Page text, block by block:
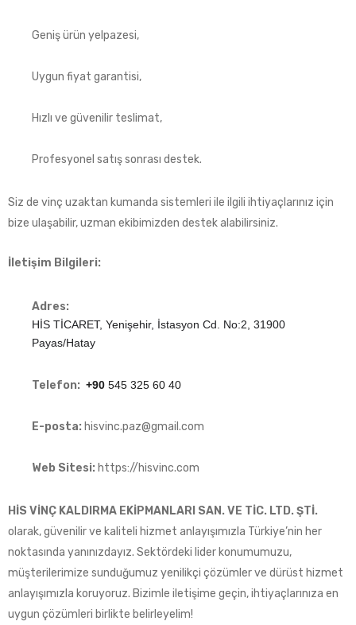
Geniş ürün yelpazesi,
Uygun fiyat garantisi,
Hızlı ve güvenilir teslimat,
Profesyonel satış sonrası destek.
Siz de vinç uzaktan kumanda sistemleri ile ilgili ihtiyaçlarınız için
bize ulaşabilir, uzman ekibimizden destek alabilirsiniz.
İletişim Bilgileri:
Adres:
HİS TİCARET, Yenişehir, İstasyon Cd. No:2, 31900
Payas/Hatay
Telefon: +90 545 325 60 40
E-posta: hisvinc.paz@gmail.com
Web Sitesi: https://hisvinc.com
HİS VİNÇ KALDIRMA EKİPMANLARI SAN. VE TİC. LTD. ŞTİ.
olarak, güvenilir ve kaliteli hizmet anlayışımızla Türkiye’nin her
noktasında yanınızdayız. Sektördeki lider konumumuzu,
müşterilerimize sunduğumuz yenilikçi çözümler ve dürüst hizmet
anlayışımızla koruyoruz. Bizimle iletişime geçin, ihtiyaçlarınıza en
uygun çözümleri birlikte belirleyelim!